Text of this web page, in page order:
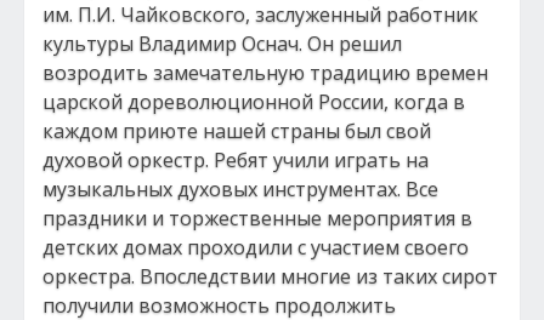
им. П.И. Чайковского, заслуженный работник
культуры Владимир Оснач. Он решил
возродить замечательную традицию времен
царской дореволюционной России, когда в
каждом приюте нашей страны был свой
духовой оркестр. Ребят учили играть на
музыкальных духовых инструментах. Все
праздники и торжественные мероприятия в
детских домах проходили с участием своего
оркестра. Впоследствии многие из таких сирот
получили возможность продолжить